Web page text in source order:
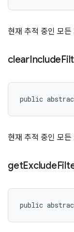
현재 추적 중인 모
clearInclude
public
현재 추적 중인 모
getExclude
public